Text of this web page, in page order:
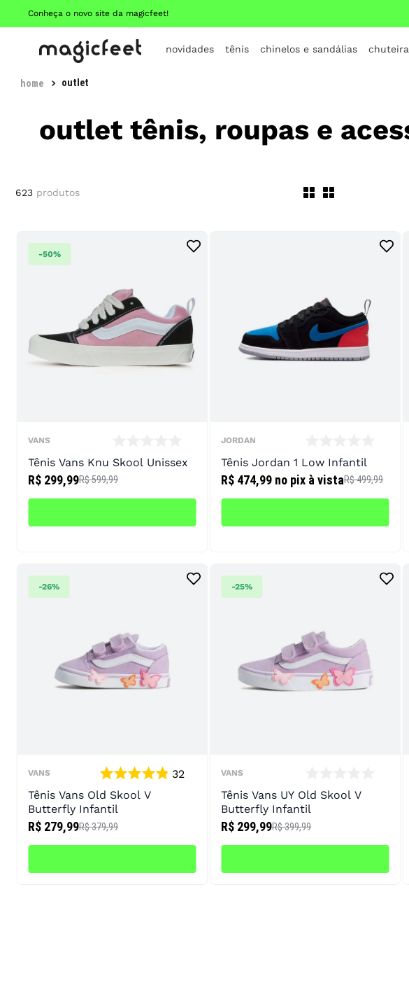
Conheça o novo site da magicfeet!
novidades tênis chinelos e sandálias
outlet
outlet tênis, roupas e
623 produtos
VANS
Tênis Vans Knu Skool Unissex
R$ 299,99R$ 599,99
-50%
JORDAN
Tênis Jordan 1 Low Infantil
R$ 474,99 no pix à vistaR$ 499,99
VANS
32
Tênis Vans Old Skool V
Butterfly Infantil
R$ 279,99R$ 379,99
-26%
VANS
Tênis Vans UY Old Skool V
Butterfly Infantil
R$ 299,99R$ 399,99
-25%
2º
jordan
vans
10º